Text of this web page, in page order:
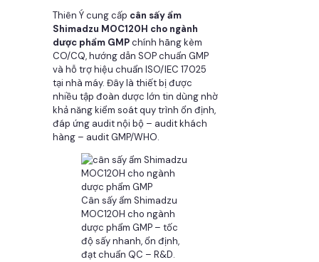
Thiên Ý cung cấp cân sấy ẩm
Shimadzu MOC120H cho ngành
dược phẩm GMPchính hãng kèm
CO/CQ, hướng dẫn SOP chuẩn GMP
và hỗ trợ hiệu chuẩn ISO/IEC 17025
tại nhà máy. Đây là thiết bị được
nhiều tập đoàn dược lớn tin dùng nhờ
khả năng kiểm soát quy trình ổn định,
đáp ứng audit nội bộ – audit khách
hàng – audit GMP/WHO.
Cân sấy ẩm Shimadzu
MOC120H cho ngành
dược phẩm GMP – tốc
độ sấy nhanh, ổn định,
đạt chuẩn QC – R&D.